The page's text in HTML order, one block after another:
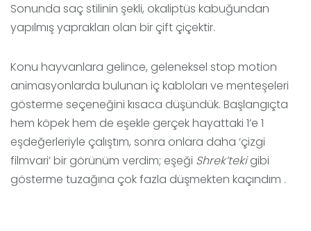
Sonunda saç stilinin şekli, okaliptüs kabuğundan
yapılmış yaprakları olan bir çift çiçektir.
Konu hayvanlara gelince, geleneksel stop motion
animasyonlarda bulunan iç kabloları ve menteşeleri
gösterme seçeneğini kısaca düşündük. Başlangıçta
hem köpek hem de eşekle gerçek hayattaki 1’e 1
eşdeğerleriyle çalıştım, sonra onlara daha ‘çizgi
filmvari’ bir görünüm verdim; eşeği Shrek’tekigibi
gösterme tuzağına çok fazla düşmekten kaçındım .